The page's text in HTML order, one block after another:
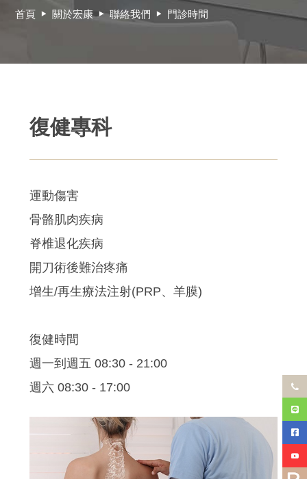
首頁 關於宏康 聯絡我們 門診時間
復健專科
運動傷害
骨骼肌肉疾病
脊椎退化疾病
開刀術後難治疼痛
增生/再生療法注射(PRP、羊膜)
復健時間
週一到週五 08:30 - 21:00
週六 08:30 - 17:00